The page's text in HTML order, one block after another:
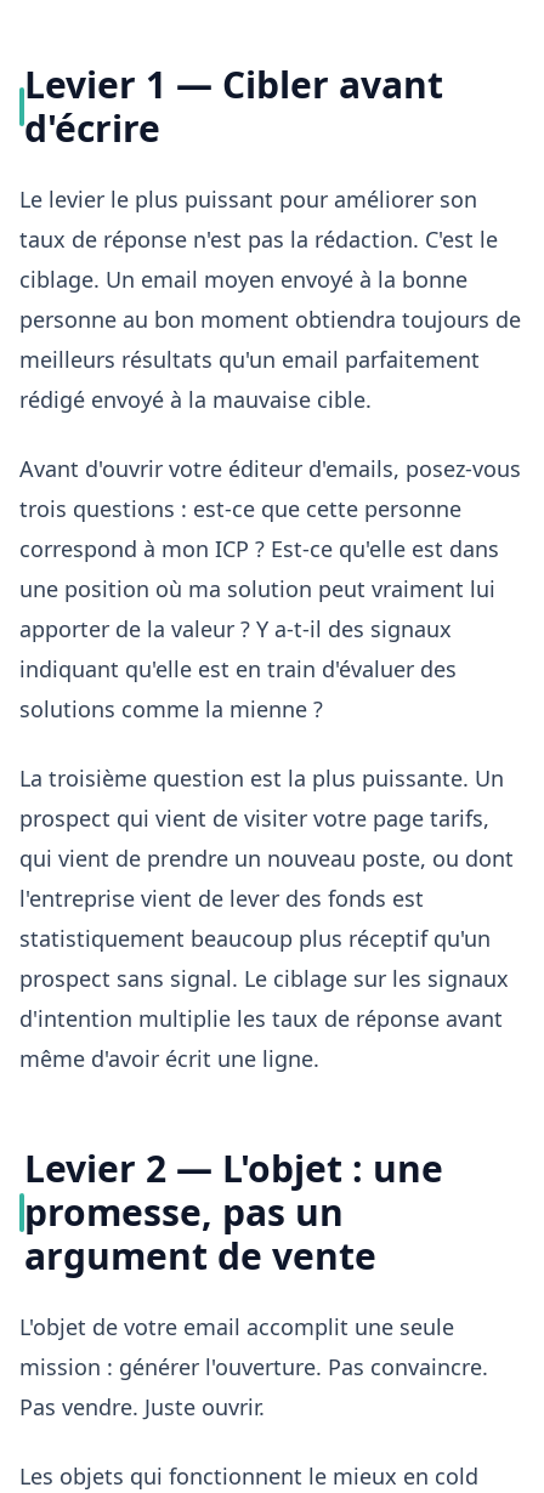
Levier 1 — Cibler avant
d'écrire
Le levier le plus puissant pour améliorer son
taux de réponse n'est pas la rédaction. C'est le
ciblage. Un email moyen envoyé à la bonne
personne au bon moment obtiendra toujours de
meilleurs résultats qu'un email parfaitement
rédigé envoyé à la mauvaise cible.
Avant d'ouvrir votre éditeur d'emails, posez-vous
trois questions : est-ce que cette personne
correspond à mon ICP ? Est-ce qu'elle est dans
une position où ma solution peut vraiment lui
apporter de la valeur ? Y a-t-il des signaux
indiquant qu'elle est en train d'évaluer des
solutions comme la mienne ?
La troisième question est la plus puissante. Un
prospect qui vient de visiter votre page tarifs,
qui vient de prendre un nouveau poste, ou dont
l'entreprise vient de lever des fonds est
statistiquement beaucoup plus réceptif qu'un
prospect sans signal. Le ciblage sur les signaux
d'intention multiplie les taux de réponse avant
même d'avoir écrit une ligne.
Levier 2 — L'objet : une
promesse, pas un
argument de vente
L'objet de votre email accomplit une seule
mission : générer l'ouverture. Pas convaincre.
Pas vendre. Juste ouvrir.
Les objets qui fonctionnent le mieux en cold